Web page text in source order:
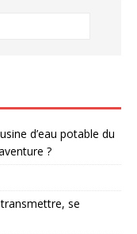
d’eau potable du
?
se